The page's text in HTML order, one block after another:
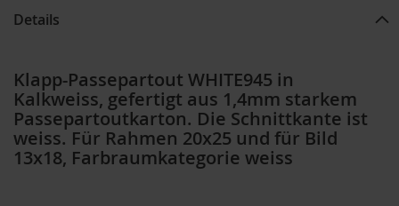
Details
Klapp-Passepartout WHITE945 in
Kalkweiss, gefertigt aus 1,4mm starkem
Passepartoutkarton. Die Schnittkante ist
weiss. Für Rahmen 20x25 und für Bild
13x18, Farbraumkategorie weiss